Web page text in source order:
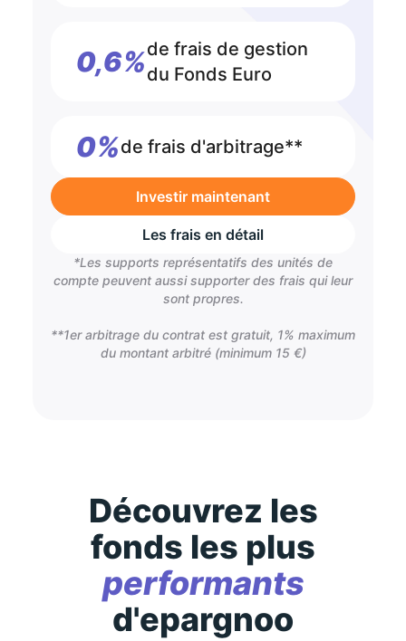
0,6%de frais de gestion
du Fonds Euro
0%de frais d'arbitrage**
Investir maintenant
Les frais en détail
*Les supports représentatifs des unités de
compte peuvent aussi supporter des frais qui leur
sont propres.
**1er arbitrage du contrat est gratuit, 1% maximum
du montant arbitré (minimum 15 €)
Découvrez les
fonds les plus
performants
d'epargnoo